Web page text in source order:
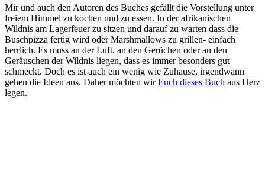
Mir und auch den Autoren des Buches gefällt die Vorstellung unter
freiem Himmel zu kochen und zu essen. In der afrikanischen
Wildnis am Lagerfeuer zu sitzen und darauf zu warten dass die
Buschpizza fertig wird oder Marshmallows zu grillen- einfach
herrlich. Es muss an der Luft, an den Gerüchen oder an den
Geräuschen der Wildnis liegen, dass es immer besonders gut
schmeckt. Doch es ist auch ein wenig wie Zuhause, irgendwann
gehen die Ideen aus. Daher möchten wirEuch dieses Buch aus Herz
legen.